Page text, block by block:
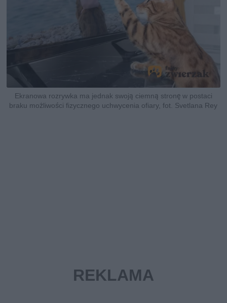
Ekranowa rozrywka ma jednak swoją ciemną stronę w postaci
braku możliwości fizycznego uchwycenia ofiary, fot. Svetlana Rey